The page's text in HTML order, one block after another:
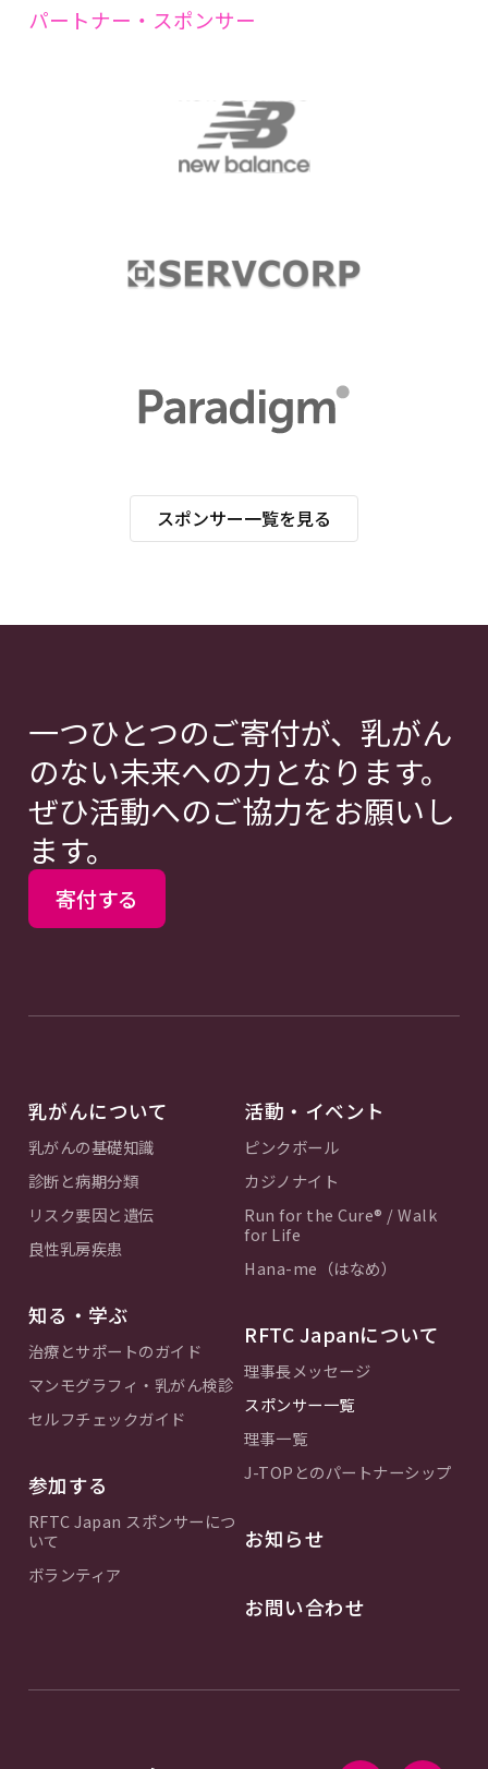
パートナー・スポンサー
スポンサー一覧を見る
一つひとつのご寄付が、乳がん
のない未来への力となります。
ぜひ活動へのご協力をお願いし
ます。
寄付する
乳がんについて
乳がんの基礎知識
診断と病期分類
リスク要因と遺伝
良性乳房疾患
知る・学ぶ
治療とサポートのガイド
マンモグラフィ・乳がん検診
セルフチェックガイド
参加する
RFTC Japan スポンサーにつ
いて
ボランティア
活動・イベント
ピンクボール
カジノナイト
Run for the Cure® / Walk
for Life
Hana-me（はなめ）
RFTC Japanについて
理事長メッセージ
スポンサー一覧
理事一覧
J-TOPとのパートナーシップ
お知らせ
お問い合わせ